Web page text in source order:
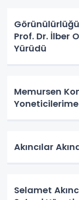
Prof. Dr. İlber
Yürüdü
Memursen
Yoneticilerime
Akıncılar
Selamet